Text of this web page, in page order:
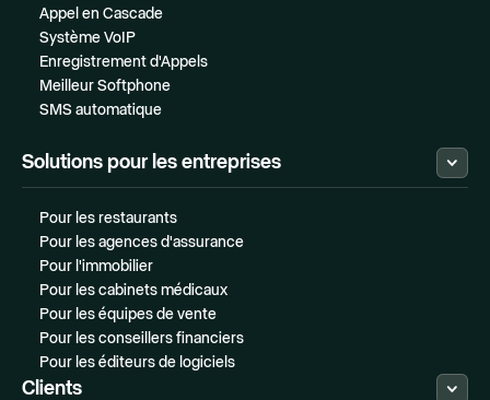
Appel en Cascade
Système VoIP
Enregistrement d'Appels
Meilleur Softphone
SMS automatique
Solutions pour les entreprises
Pour les restaurants
Pour les agences d'assurance
Pour l'immobilier
Pour les cabinets médicaux
Pour les équipes de vente
Pour les conseillers financiers
Pour les éditeurs de logiciels
Clients